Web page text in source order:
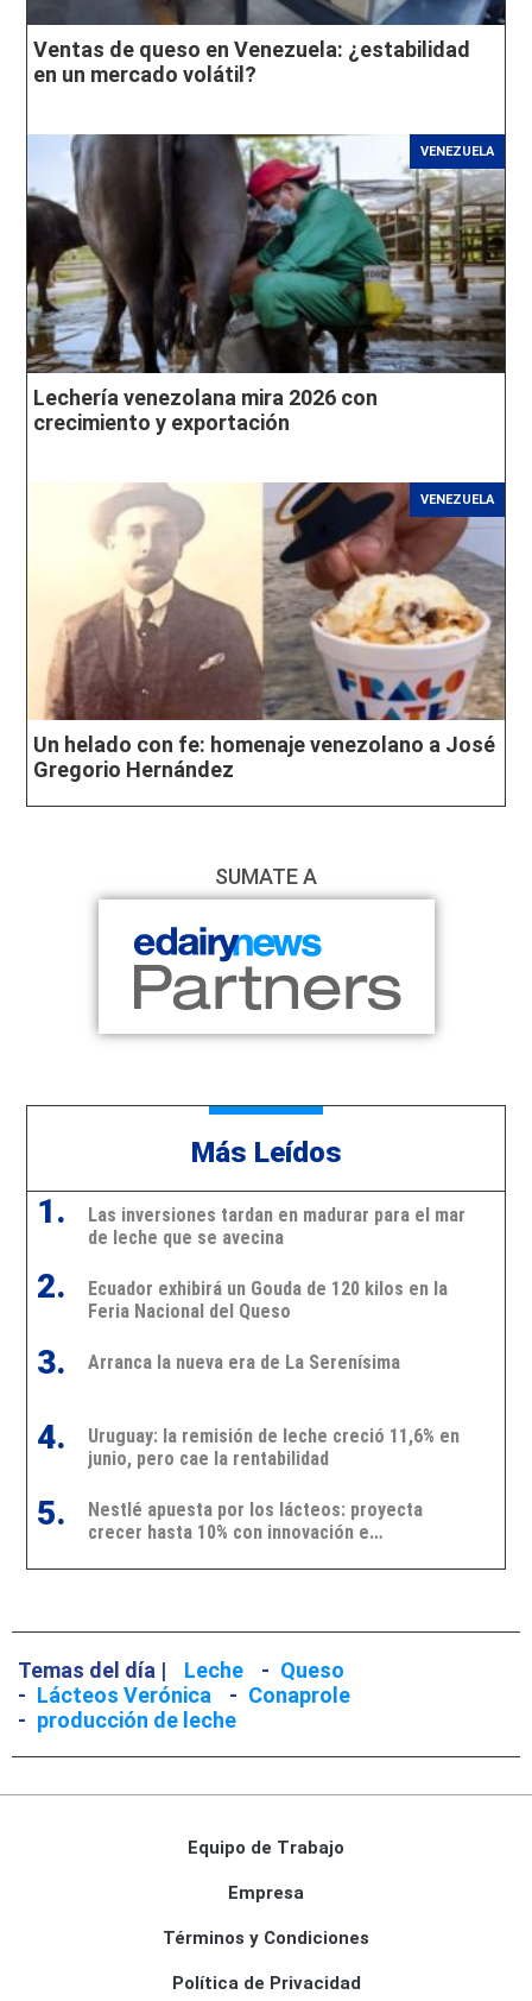
Ventas de queso en Venezuela: ¿estabilidad
en un mercado volátil?
VENEZUELA
Lechería venezolana mira 2026 con
crecimiento y exportación
VENEZUELA
Un helado con fe: homenaje venezolano a José
Gregorio Hernández
SUMATE A
Más Leídos
1.
2.
3.
4.
5.
Las inversiones tardan en madurar para el mar
de leche que se avecina
Ecuador exhibirá un Gouda de 120 kilos en la
Feria Nacional del Queso
Arranca la nueva era de La Serenísima
Uruguay: la remisión de leche creció 11,6% en
junio, pero cae la rentabilidad
Nestlé apuesta por los lácteos: proyecta
crecer hasta 10% con innovación e
Temas del día | Leche - Queso
- Lácteos Verónica - Conaprole
- producción de leche
Equipo de Trabajo
Empresa
Términos y Condiciones
Política de Privacidad